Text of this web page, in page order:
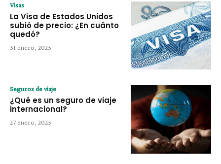
Visas
La Visa de Estados Unidos
subió de precio: ¿En cuánto
quedó?
31 enero, 2025
Seguros de viaje
¿Qué es un seguro de viaje
internacional?
27 enero, 2025